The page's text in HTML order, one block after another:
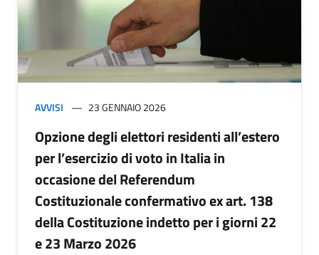
AVVISI 23 GENNAIO 2026
Opzione degli elettori residenti all’estero
per l’esercizio di voto in Italia in
occasione del Referendum
Costituzionale confermativo ex art. 138
della Costituzione indetto per i giorni 22
e 23 Marzo 2026